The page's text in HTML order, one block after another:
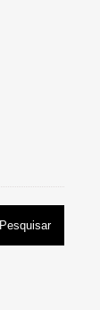
Pesquisar